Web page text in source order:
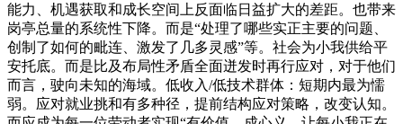
能力、机遇获取和成长空间上反面临日益扩大的差距。也带来
岗亭总量的系统性下降。而是“处理了哪些实正主要的问题、
创制了如何的毗连、激发了几多灵感”等。社会为小我供给平
安托底。而是比及布局性矛盾全面迸发时再行应对，对于他们
而言，驶向未知的海域。低收入/低技术群体：短期内最为懦
弱。应对就业挑和有多种径，提前结构应对策略，改变认知。